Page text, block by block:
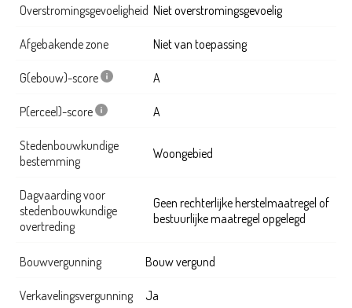
Overstromingsgevoeligheid Niet overstromingsgevoelig
Afgebakende zone Niet van toepassing
G(ebouw)-score A
P(erceel)-score A
Stedenbouwkundige
bestemming
Woongebied
Dagvaarding voor
stedenbouwkundige
overtreding
Geen rechterlijke herstelmaatregel of
bestuurlijke maatregel opgelegd
Bouwvergunning Bouw vergund
Verkavelingsvergunning Ja